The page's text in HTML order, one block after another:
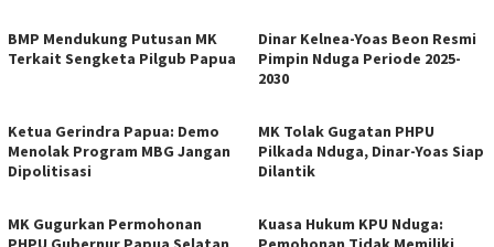
BMP Mendukung Putusan MK
Terkait Sengketa Pilgub Papua
Dinar Kelnea-Yoas Beon Resmi
Pimpin Nduga Periode 2025-
2030
Ketua Gerindra Papua: Demo
Menolak Program MBG Jangan
Dipolitisasi
MK Tolak Gugatan PHPU
Pilkada Nduga, Dinar-Yoas Siap
Dilantik
MK Gugurkan Permohonan
Kuasa Hukum KPU Nduga: